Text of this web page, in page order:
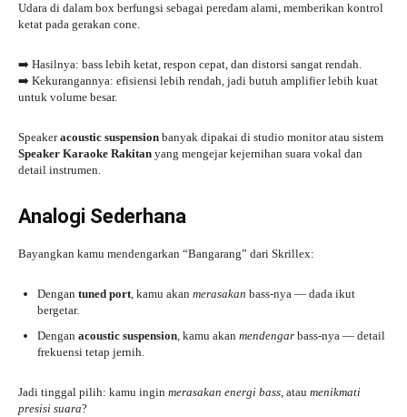
Udara di dalam box berfungsi sebagai peredam alami, memberikan kontrol
ketat pada gerakan cone.
➡️ Hasilnya: bass lebih ketat, respon cepat, dan distorsi sangat rendah.
➡️ Kekurangannya: efisiensi lebih rendah, jadi butuh amplifier lebih kuat
untuk volume besar.
Speakeracoustic suspension banyak dipakai di studio monitor atau sistem
Speaker Karaoke Rakitan yang mengejar kejernihan suara vokal dan
detail instrumen.
Analogi Sederhana
Bayangkan kamu mendengarkan “Bangarang” dari Skrillex:
Dengan tuned port, kamu akan merasakan bass-nya — dada ikut
bergetar.
Dengan acoustic suspension, kamu akan mendengar bass-nya — detail
frekuensi tetap jernih.
Jadi tinggal pilih: kamu ingin merasakan energi bass, atau menikmati
presisi suara?